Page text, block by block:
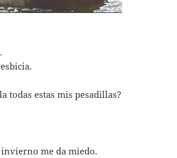
todas estas mis pesadillas?
me da miedo.